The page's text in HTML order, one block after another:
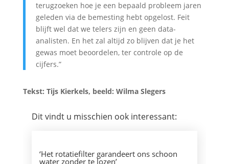
terugzoeken hoe je een bepaald probleem jaren
geleden via de bemesting hebt opgelost. Feit
blijft wel dat we telers zijn en geen data-
analisten. En het zal altijd zo blijven dat je het
gewas moet beoordelen, ter controle op de
cijfers.”
Tekst: Tijs Kierkels, beeld: Wilma Slegers
Dit vindt u misschien ook interessant:
‘Het rotatiefilter garandeert ons schoon
water zonder te lozen’